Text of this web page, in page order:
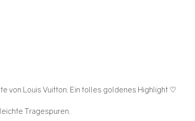
von Louis Vuitton. Ein tolles goldenes Highlight ♡
Tragespuren.